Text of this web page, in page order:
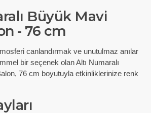
Büyük Mavi
- 76 cm
canlandırmak ve unutulmaz anılar
bir seçenek olan Altı Numaralı
76 cm boyutuyla etkinliklerinize renk